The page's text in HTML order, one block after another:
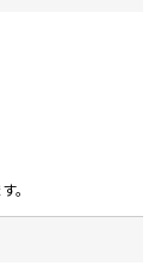
。